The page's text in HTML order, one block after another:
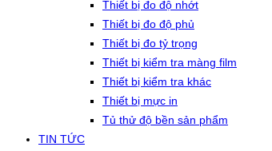
Thiết bị đo độ nhớt
Thiết bị đo độ phủ
Thiết bị đo tỷ trọng
Thiết bị kiểm tra màng film
Thiết bị kiểm tra khác
Thiết bị mực in
Tủ thử độ bền sản phẩm
TIN TỨC